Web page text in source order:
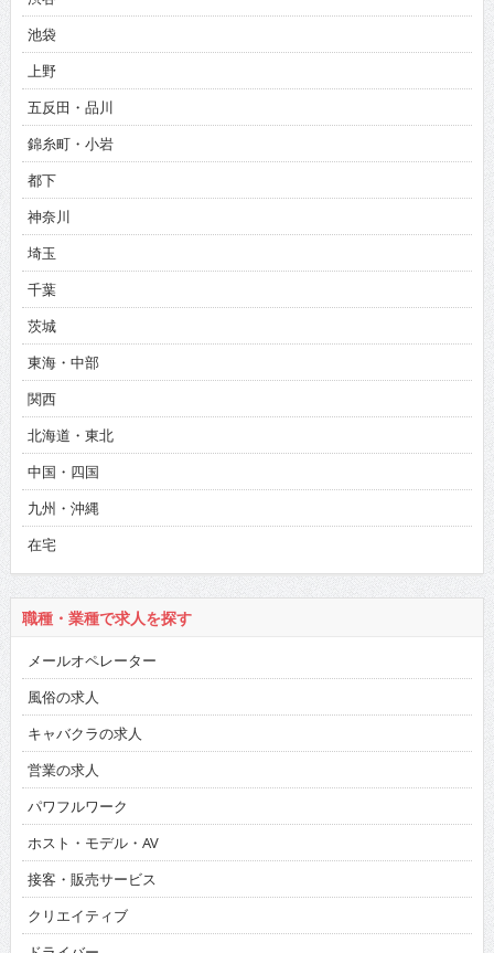
池袋
上野
五反田・品川
錦糸町・小岩
都下
神奈川
埼玉
千葉
茨城
東海・中部
関西
北海道・東北
中国・四国
九州・沖縄
在宅
職種・業種で求人を探す
メールオペレーター
風俗の求人
キャバクラの求人
営業の求人
パワフルワーク
ホスト・モデル・AV
接客・販売サービス
クリエイティブ